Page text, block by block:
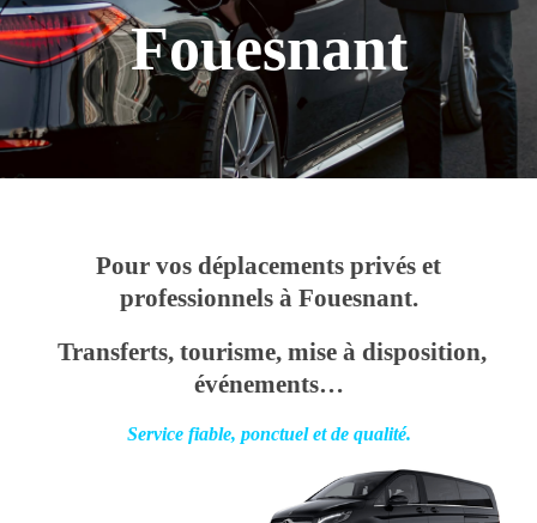
Fouesnant
Pour vos déplacements privés et
professionnels à Fouesnant.
Transferts, tourisme, mise à disposition,
événements…
Service fiable, ponctuel et de qualité.